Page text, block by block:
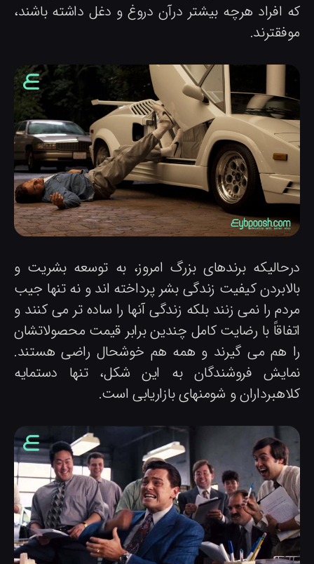
افراد هرچه بیشتر درآن دروغ و دغل داشته باشند،
برندهای بزرگ امروز، به توسعه بشریت و
کیفیت زندگی بشر پرداخته اند و نه تنها جیب
را نمی زنند بلکه زندگی آنها را ساده تر می کنند و
با رضایت کامل چندین برابر قیمت محصولاتشان
هم می گیرند و همه هم خوشحال راضی هستند.
فروشندگان به این شکل، تنها دستمایه
و شومنهای بازاریابی است.